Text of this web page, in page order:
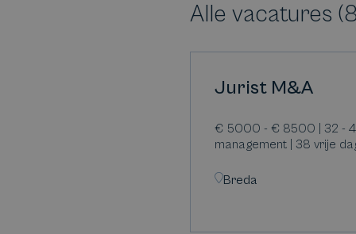
Alle vacatures (
Jurist M&A
€ 5000 - € 8500 | 32 -
management | 38 vrije
Breda